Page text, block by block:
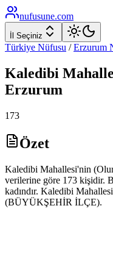
nufusune.com
İl Seçiniz
Türkiye Nüfusu / Erzurum
Kaledibi
Erzurum
173
Özet
Kaledibi Mahallesi'nin
verilerine göre 173 kişidir.
kadındır. Kaledibi
(BÜYÜKŞEHİR İLÇE).